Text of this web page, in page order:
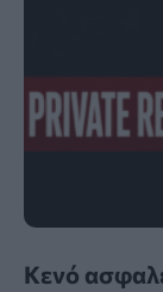
Κενό